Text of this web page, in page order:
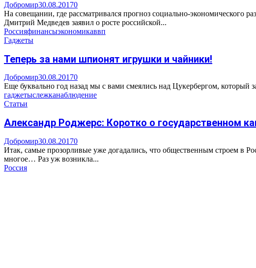
Добромир30.08.20170
На совещании, где рассматривался прогноз социально-
Дмитрий Медведев заявил о росте российской...
Россияфинансыэкономикаввп
Гаджеты
Теперь за нами шпионят игрушки и чайники!
Добромир30.08.20170
Еще буквально год назад мы с вами смеялись над Цукербергом,
гаджетыслежканаблюдение
Статьи
Александр Роджерс: Коротко о государственном
Добромир30.08.20170
Итак, самые прозорливые уже догадались, что общественным строем в
многое… Раз уж возникла...
Россия